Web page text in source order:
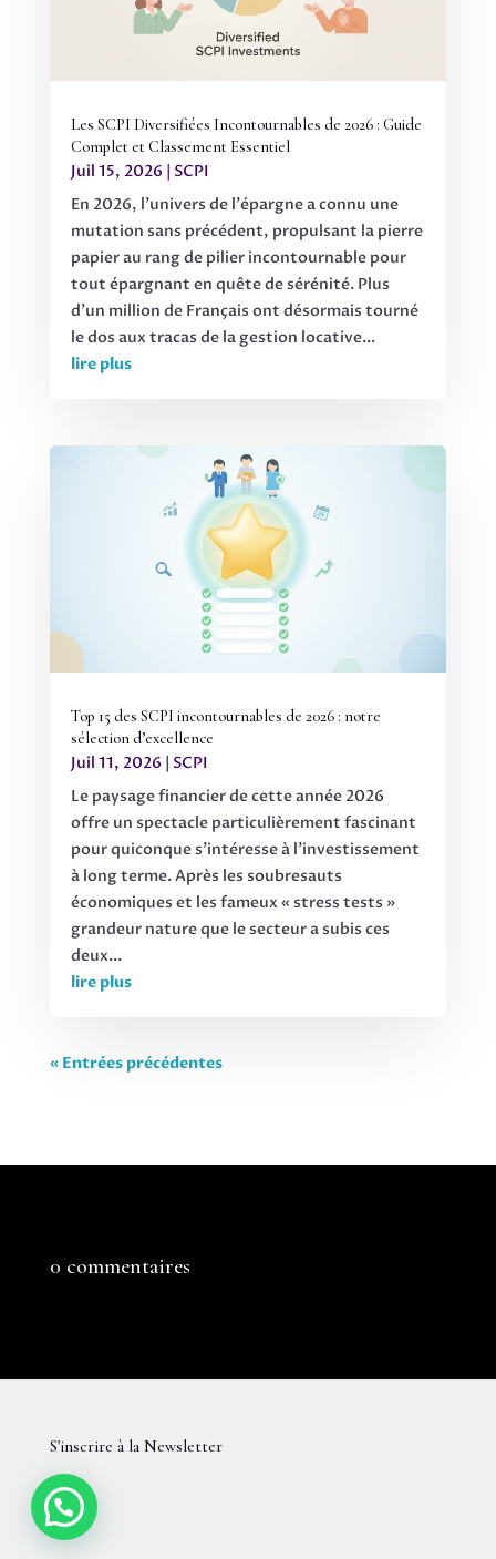
Les SCPI Diversifiées Incontournables de 2026 : Guide
Complet et Classement Essentiel
Juil 15, 2026
SCPI
En 2026, l'univers de l'épargne a connu une
mutation sans précédent, propulsant la pierre
papier au rang de pilier incontournable pour
tout épargnant en quête de sérénité. Plus
d'un million de Français ont désormais tourné
le dos aux tracas de la gestion locative...
lire plus
Top 15 des SCPI incontournables de 2026 : notre
sélection d’excellence
Juil 11, 2026 | SCPI
Le paysage financier de cette année 2026
offre un spectacle particulièrement fascinant
pour quiconque s’intéresse à l’investissement
à long terme. Après les soubresauts
économiques et les fameux « stress tests »
grandeur nature que le secteur a subis ces
deux...
lire plus
« Entrées précédentes
0 commentaires
S'inscrire à la Newsletter